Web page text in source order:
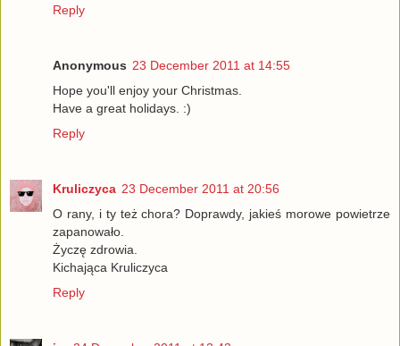
Reply
Anonymous 23 December 2011 at 14:55
Hope you'll enjoy your Christmas.
Have a great holidays. :)
Reply
Kruliczyca 23 December 2011 at 20:56
O rany, i ty też chora? Doprawdy, jakieś morowe powietrze
zapanowało.
Życzę zdrowia.
Kichająca Kruliczyca
Reply